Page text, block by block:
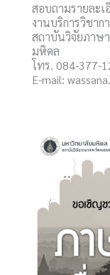
สอบถามรายละ
งานบริการวิชา
สถาบันวิจัยภาษ
มหิดล
โทร. 084-377-
E-mail: